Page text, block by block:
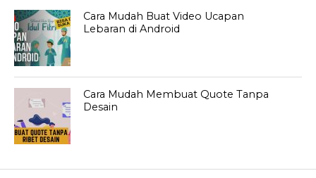
Cara Mudah Buat Video Ucapan
Lebaran di Android
Cara Mudah Membuat Quote Tanpa
Desain